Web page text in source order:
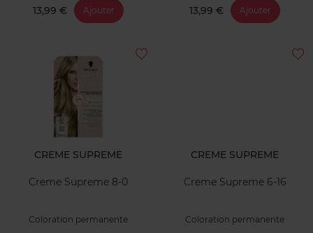
13,99 € Ajouter 13,99 € Ajouter
CREME SUPREME
Creme Supreme 8-0
Coloration permanente
CREME SUPREME
Creme Supreme 6-16
Coloration permanente